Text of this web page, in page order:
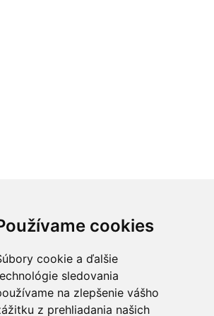
cookies
cookie a ďalšie
sledovania
na zlepšenie vášho
z prehliadania našich